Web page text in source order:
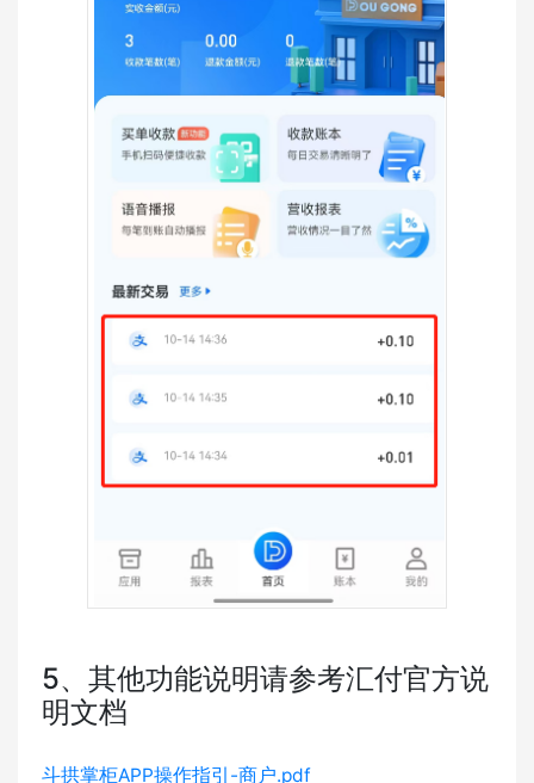
5、其他功能说明请参考汇付官方说
明文档
斗拱掌柜APP操作指引-商户.pdf